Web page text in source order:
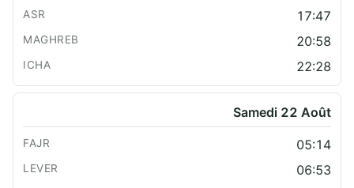
17:47
20:58
22:28
Samedi 22 Août
05:14
06:53